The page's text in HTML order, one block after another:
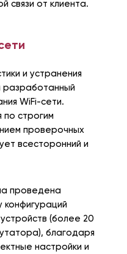
связи от клиента.
и устранения
разработанный
WiFi-сети.
по строгим
проверочных
всесторонний и
проведена
(более 20
благодаря
настройки и